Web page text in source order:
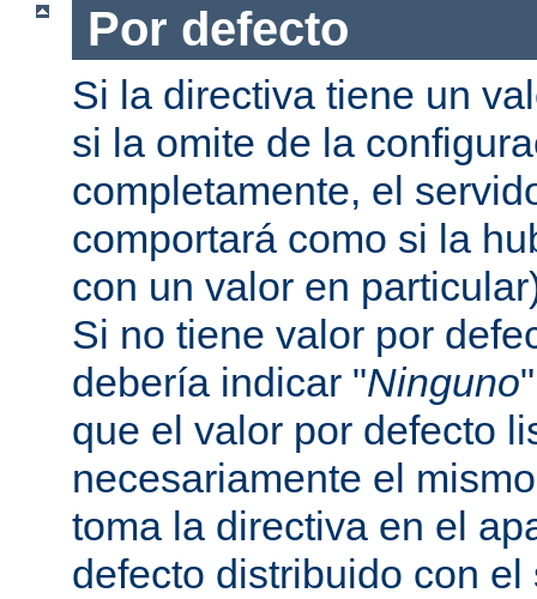
Por defecto
Si la directiva tiene un
si la omite de la
completamente, el
comportará como si la
con un valor en
Si no tiene valor por
debería indicar "Ninguno
que el valor por defecto
necesariamente el
toma la directiva en el
defecto distribuido con el